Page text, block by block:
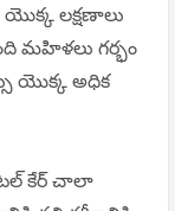
యొక్క లక్షణాలు
మహిళలు గర్భం
యొక్క అధిక
కేర్ చాలా